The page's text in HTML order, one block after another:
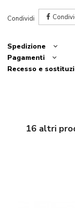
Condividi
Spedizione
Pagamenti
Recesso e
16 altri